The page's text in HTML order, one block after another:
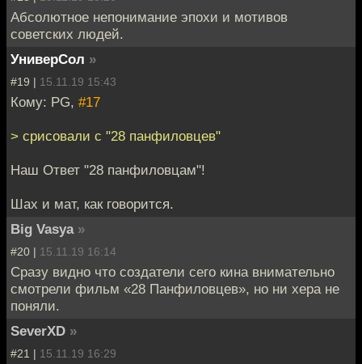
Абсолютное непонимание эпохи и мотивов
советских людей.
УниверСол »
#19 | 15.11.19 15:43
Кому: PG, #17
> срисовали с "28 панфиловцев"
Наш Ответ "28 панфиловцам"!
Шах и мат, как говорится.
Big Vasya »
#20 | 15.11.19 16:14
Сразу видно что создатели сего кина внимательно
смотрели фильм «28 Панфиловцев», но ни хера не
поняли.
SeverXD »
#21 | 15.11.19 16:29